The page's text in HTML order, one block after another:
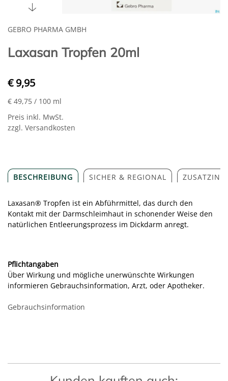
GEBRO PHARMA GMBH
Laxasan Tropfen 20ml
€ 9,95
€ 49,75 / 100 ml
Preis inkl. MwSt.
zzgl. Versandkosten
BESCHREIBUNG SICHER & REGIONAL
Laxasan® Tropfen ist ein Abführmittel, das durch den
Kontakt mit der Darmschleimhaut in schonender Weise den
natürlichen Entleerungsprozess im Dickdarm anregt.
Pflichtangaben
Über Wirkung und mögliche unerwünschte Wirkungen
informieren Gebrauchsinformation, Arzt, oder Apotheker.
Gebrauchsinformation